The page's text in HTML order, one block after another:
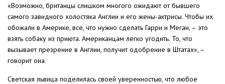
«Возможно, британцы слишком многого ожидают от бывшего
самого завидного холостяка Англии и его жены-актрисы. Чтобы их
обожали в Америке, все, что нужно сделать Гарри и Меган, – это
взять собаку из приюта. Американцам легко угодить. То, что
вызывает презрение в Англии, получит одобрение в Штатах», –
говорит она.
Светская львица поделилась своей уверенностью, что любое